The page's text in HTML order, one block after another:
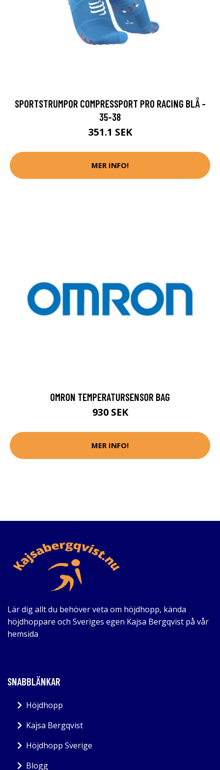
SPORTSTRUMPOR COMPRESSPORT PRO RACING BLÅ -
35-38
351.1 SEK
MER INFO!
OMRON TEMPERATURSENSOR BAG
930 SEK
MER INFO!
Lär dig allt du behöver veta om höjdhopp, kända
höjdhoppare och Sveriges egen Kajsa Bergqvist på vår
hemsida
SNABBLÄNKAR
Höjdhopp
Kajsa Bergqvist
Höjdhopp Sverige
Blogg